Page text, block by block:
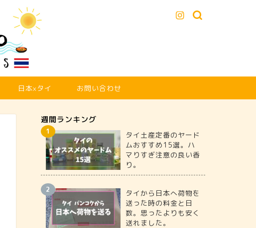
日本xタイ お問い合わせ
週間ランキング
タイ土産定番のヤード
ムおすすめ15選。ハ
マりすぎ注意の良い香
り。
タイから日本へ荷物を
送った時の料金と日
数。思ったよりも安く
送れました。